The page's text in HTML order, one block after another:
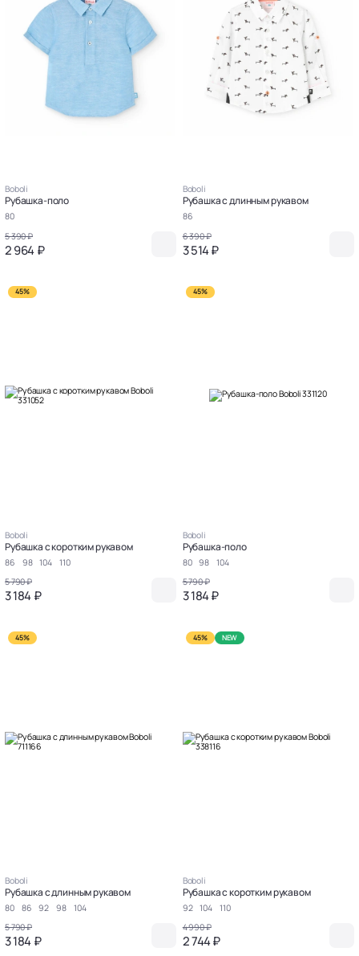
Boboli
Рубашка-поло
80
5 390 ₽
2 964 ₽
Boboli
Рубашка с длинным рукавом
86
6 390 ₽
3 514 ₽
45%
Boboli
Рубашка с коротким рукавом
86 98 104
110
5 790 ₽
3 184 ₽
45%
Boboli
Рубашка-поло
80 98
104
5 790 ₽
3 184 ₽
45%
Boboli
Рубашка с длинным рукавом
80 86 92 98
104
5 790 ₽
3 184 ₽
45% NEW
Boboli
Рубашка с коротким рукавом
92 104
110
4 990 ₽
2 744 ₽